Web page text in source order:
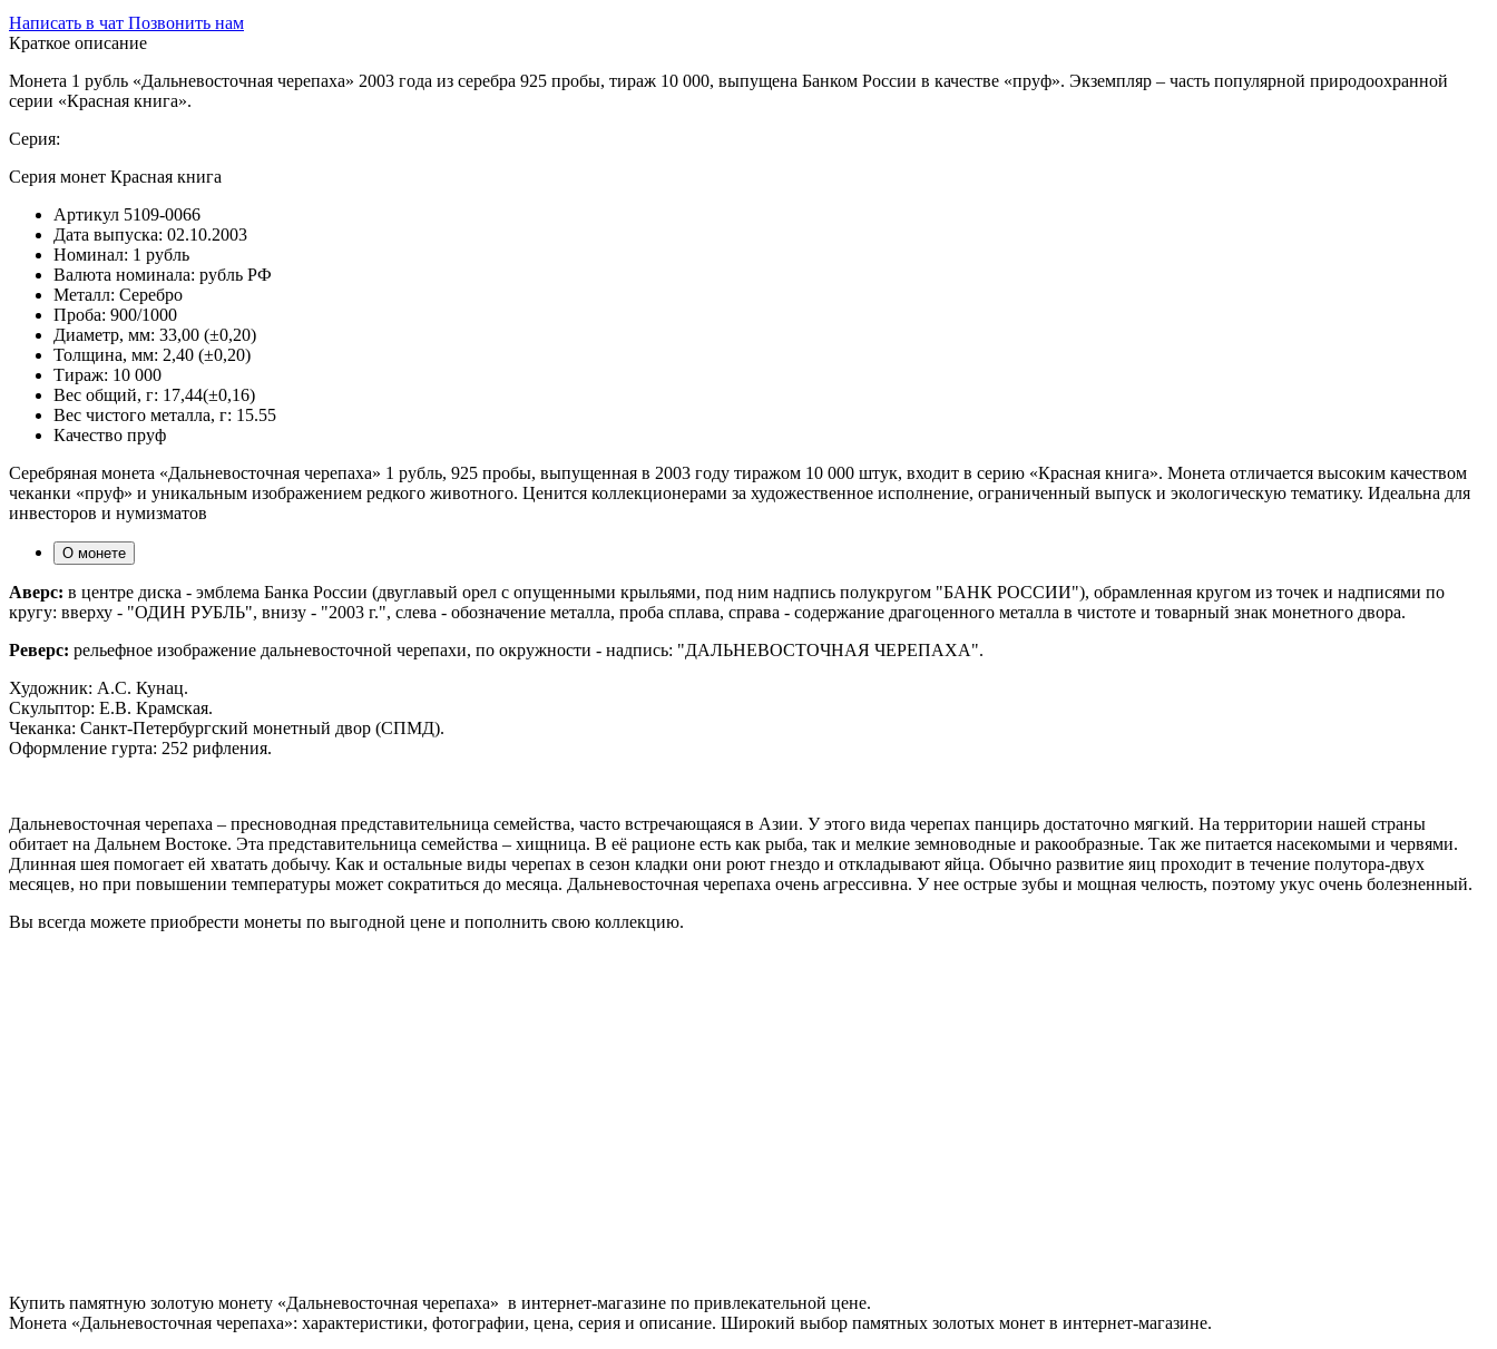
Написать в чат Позвонить нам
Краткое описание
Монета 1 рубль «Дальневосточная черепаха» 2003 года из серебра 925 пробы, тираж 10 000, выпущена Банком России в качестве «пруф». Экземпляр – часть популярной природоохранной
серии «Красная книга».
Серия:
Серия монет Красная книга
Артикул 5109-0066
Дата выпуска: 02.10.2003
Номинал: 1 рубль
Валюта номинала: рубль РФ
Металл: Серебро
Проба: 900/1000
Диаметр, мм: 33,00 (±0,20)
Толщина, мм: 2,40 (±0,20)
Тираж: 10 000
Вес общий, г: 17,44(±0,16)
Вес чистого металла, г: 15.55
Качество пруф
Серебряная монета «Дальневосточная черепаха» 1 рубль, 925 пробы, выпущенная в 2003 году тиражом 10 000 штук, входит в серию «Красная книга». Монета отличается высоким качеством
чеканки «пруф» и уникальным изображением редкого животного. Ценится коллекционерами за художественное исполнение, ограниченный выпуск и экологическую тематику. Идеальна для
инвесторов и нумизматов
О монете
Аверс: в центре диска - эмблема Банка России (двуглавый орел с опущенными крыльями, под ним надпись полукругом "БАНК РОССИИ"), обрамленная кругом из точек и надписями по
кругу: вверху - "ОДИН РУБЛЬ", внизу - "2003 г.", слева - обозначение металла, проба сплава, справа - содержание драгоценного металла в чистоте и товарный знак монетного двора.
Реверс: рельефное изображение дальневосточной черепахи, по окружности - надпись: "ДАЛЬНЕВОСТОЧНАЯ ЧЕРЕПАХА".
Художник: А.С. Кунац.
Скульптор: Е.В. Крамская.
Чеканка: Санкт-Петербургский монетный двор (СПМД).
Оформление гурта: 252 рифления.
Дальневосточная черепаха – пресноводная представительница семейства, часто встречающаяся в Азии. У этого вида черепах панцирь достаточно мягкий. На территории нашей страны
обитает на Дальнем Востоке. Эта представительница семейства – хищница. В её рационе есть как рыба, так и мелкие земноводные и ракообразные. Так же питается насекомыми и червями.
Длинная шея помогает ей хватать добычу. Как и остальные виды черепах в сезон кладки они роют гнездо и откладывают яйца. Обычно развитие яиц проходит в течение полутора-двух
месяцев, но при повышении температуры может сократиться до месяца. Дальневосточная черепаха очень агрессивна. У нее острые зубы и мощная челюсть, поэтому укус очень болезненный.
Вы всегда можете приобрести монеты по выгодной цене и пополнить свою коллекцию.
Купить памятную золотую монету «Дальневосточная черепаха» в интернет-магазине по привлекательной цене.
Монета «Дальневосточная черепаха»: характеристики, фотографии, цена, серия и описание. Широкий выбор памятных золотых монет в интернет-магазине.